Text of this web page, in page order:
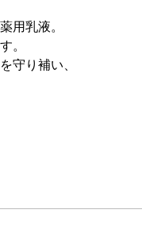
用乳液。
。
守り補い、